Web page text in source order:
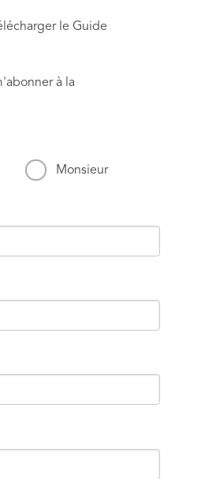
le Guide
à la
Monsieur